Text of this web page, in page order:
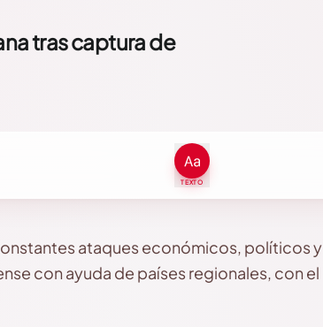
tras captura de
TEXTO
ataques económicos, políticos y
con ayuda de países regionales, con el